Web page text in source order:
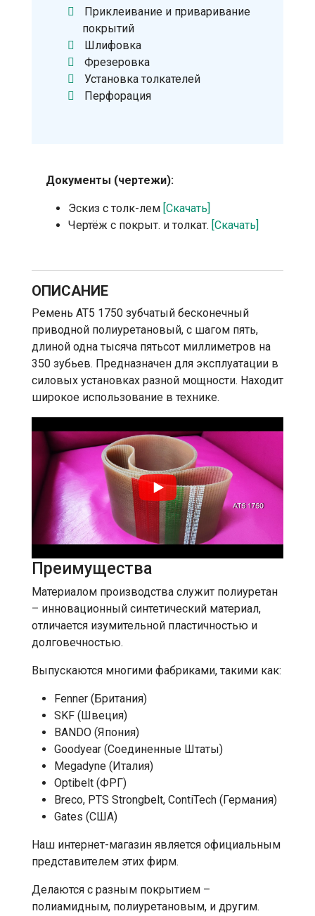
Приклеивание и приваривание
покрытий
Шлифовка
Фрезеровка
Установка толкателей
Перфорация
Документы (чертежи):
Эскиз с толк-лем [Скачать]
Чертёж с покрыт. и толкат. [Скачать]
ОПИСАНИЕ
Ремень АТ5 1750 зубчатый бесконечный
приводной полиуретановый, с шагом пять,
длиной одна тысяча пятьсот миллиметров на
350 зубьев. Предназначен для эксплуатации в
силовых установках разной мощности. Находит
широкое использование в технике.
Преимущества
Материалом производства служит полиуретан
– инновационный синтетический материал,
отличается изумительной пластичностью и
долговечностью.
Выпускаются многими фабриками, такими как:
Fenner (Британия)
SKF (Швеция)
BANDO (Япония)
Goodyear (Соединенные Штаты)
Megadyne (Италия)
Optibelt (ФРГ)
Breco, PTS Strongbelt, ContiTech (Германия)
Gates (США)
Наш интернет-магазин является официальным
представителем этих фирм.
Делаются с разным покрытием –
полиамидным, полиуретановым, и другим.